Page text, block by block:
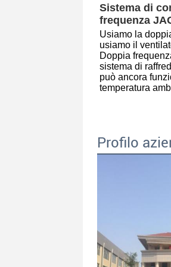
Sistema di
frequenza
Usiamo la
usiamo il
Doppia
sistema di
può ancora
temperatura
Profilo